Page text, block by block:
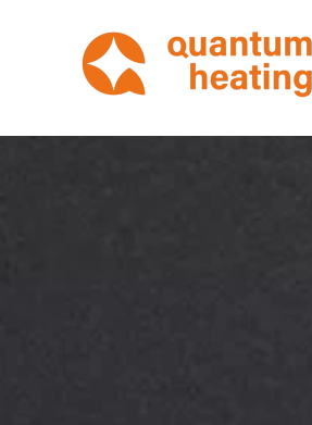
Terug naar hoofdinhoud